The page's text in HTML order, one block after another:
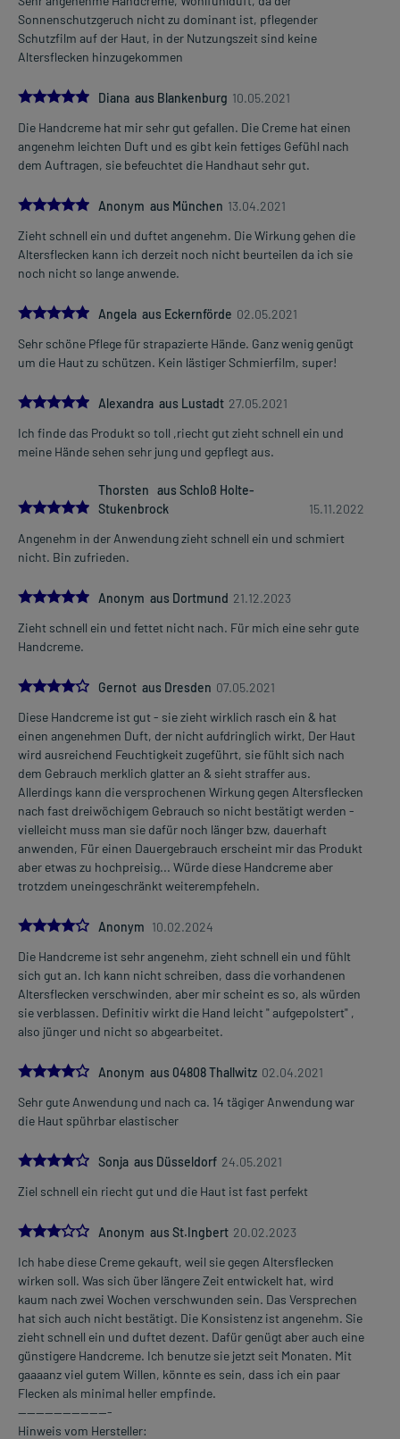
Sonnenschutzgeruch nicht zu dominant ist, pflegender
Schutzfilm auf der Haut, in der Nutzungszeit sind keine
Altersflecken hinzugekommen
5.0
Diana aus Blankenburg 10.05.2021
Die Handcreme hat mir sehr gut gefallen. Die Creme hat einen
angenehm leichten Duft und es gibt kein fettiges Gefühl nach
dem Auftragen, sie befeuchtet die Handhaut sehr gut.
5.0Anonym aus München 13.04.2021
Zieht schnell ein und duftet angenehm. Die Wirkung gehen die
Altersflecken kann ich derzeit noch nicht beurteilen da ich sie
noch nicht so lange anwende.
5.0Angela aus Eckernförde 02.05.2021
Sehr schöne Pflege für strapazierte Hände. Ganz wenig genügt
um die Haut zu schützen. Kein lästiger Schmierfilm, super!
5.0Alexandra aus Lustadt 27.05.2021
Ich finde das Produkt so toll ,riecht gut zieht schnell ein und
meine Hände sehen sehr jung und gepflegt aus.
5.0
Thorsten aus Schloß Holte-
Stukenbrock
15.11.2022
Angenehm in der Anwendung zieht schnell ein und schmiert
nicht. Bin zufrieden.
5.0Anonym aus Dortmund 21.12.2023
Zieht schnell ein und fettet nicht nach. Für mich eine sehr gute
Handcreme.
4.0
Gernot aus Dresden 07.05.2021
Diese Handcreme ist gut - sie zieht wirklich rasch ein & hat
einen angenehmen Duft, der nicht aufdringlich wirkt, Der Haut
wird ausreichend Feuchtigkeit zugeführt, sie fühlt sich nach
dem Gebrauch merklich glatter an & sieht straffer aus.
Allerdings kann die versprochenen Wirkung gegen Altersflecken
nach fast dreiwöchigem Gebrauch so nicht bestätigt werden -
vielleicht muss man sie dafür noch länger bzw, dauerhaft
anwenden, Für einen Dauergebrauch erscheint mir das Produkt
aber etwas zu hochpreisig... Würde diese Handcreme aber
trotzdem uneingeschränkt weiterempfeheln.
4.0Anonym 10.02.2024
Die Handcreme ist sehr angenehm, zieht schnell ein und fühlt
sich gut an. Ich kann nicht schreiben, dass die vorhandenen
Altersflecken verschwinden, aber mir scheint es so, als würden
sie verblassen. Definitiv wirkt die Hand leicht " aufgepolstert" ,
also jünger und nicht so abgearbeitet.
4.0Anonym aus 04808 Thallwitz 02.04.2021
Sehr gute Anwendung und nach ca. 14 tägiger Anwendung war
die Haut spührbar elastischer
4.0
Sonja aus Düsseldorf 24.05.2021
Ziel schnell ein riecht gut und die Haut ist fast perfekt
3.0Anonym aus St.Ingbert 20.02.2023
Ich habe diese Creme gekauft, weil sie gegen Altersflecken
wirken soll. Was sich über längere Zeit entwickelt hat, wird
kaum nach zwei Wochen verschwunden sein. Das Versprechen
hat sich auch nicht bestätigt. Die Konsistenz ist angenehm. Sie
zieht schnell ein und duftet dezent. Dafür genügt aber auch eine
günstigere Handcreme. Ich benutze sie jetzt seit Monaten. Mit
gaaaanz viel gutem Willen, könnte es sein, dass ich ein paar
Flecken als minimal heller empfinde.
---------------------
Hinweis vom Hersteller: